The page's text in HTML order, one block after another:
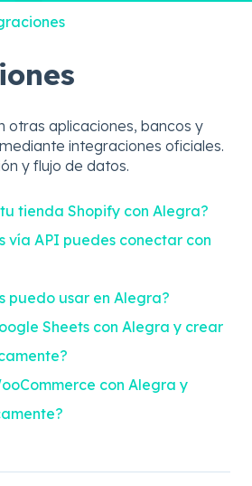
otras aplicaciones, bancos y
integraciones oficiales.
y flujo de datos.
tienda Shopify con Alegra?
vía API puedes conectar con
puedo usar en Alegra?
Sheets con Alegra y crear
con Alegra y